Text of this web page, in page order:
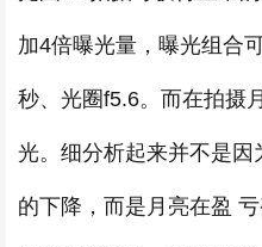
加4倍曝光量，曝光组合
秒、光圈f5.6。而在拍摄
光。细分析起来并不是
的下降，而是月亮在盈